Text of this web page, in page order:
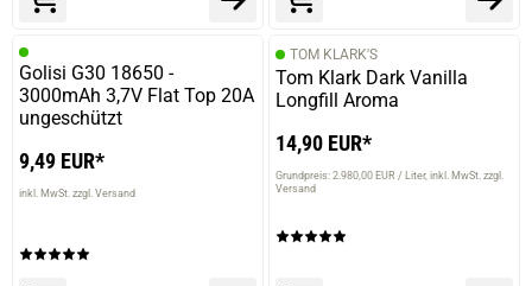
Golisi G30 18650 -
3000mAh 3,7V Flat Top 20A
ungeschützt
9,49 EUR*
inkl. MwSt. zzgl. Versand
TOM KLARK'S
Tom Klark Dark Vanilla
Longfill Aroma
14,90 EUR*
Grundpreis: 2.980,00 EUR / Liter inkl. MwSt. zzgl.
Versand